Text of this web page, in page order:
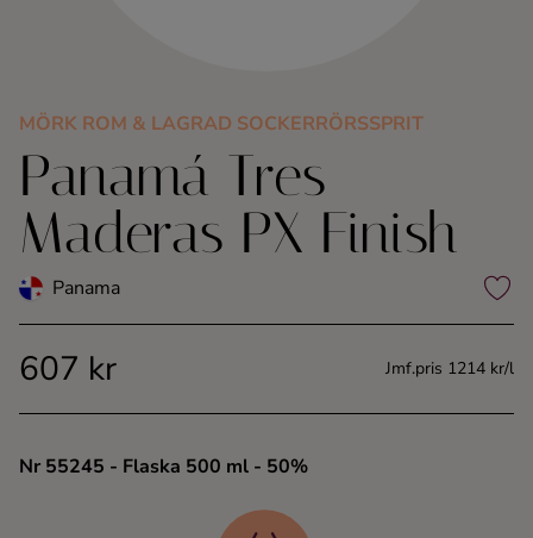
Rom
Shots
Tequila
MÖRK ROM & LAGRAD SOCKERRÖRSSPRIT
Panamá Tres
Maderas PX Finish
Panama
607 kr Jmf.pris 1214 kr/l
Nr 55245 - Flaska 500 ml - 50%